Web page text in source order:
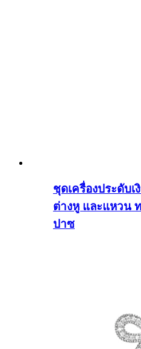
ชุดเครื่องประดับ
ต่างหู และแหวน
ปาซ